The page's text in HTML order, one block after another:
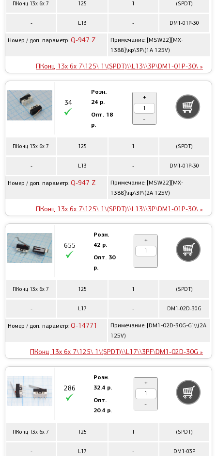
ПКонц 13x 6x 7 125 1 (SPDT)
- L13 - DM1-01P-30
Номер / доп. параметр: Q-947 Z
Примечание: [MSW22][MX-
1388]\кр\3P\(1A 125V)
ПКонц 13x 6x 7\125\ 1\(SPDT)\\L13\\3P\DM1-01P-30\ »
ПКонц 13x 6x 7 125 1 (SPDT)
- L13 - DM1-01P-30
Номер / доп. параметр: Q-947 Z
Примечание: [MSW22][MX-
1388]\кр\3P\(2A 125V)
ПКонц 13x 6x 7\125\ 1\(SPDT)\\L13\\3P\DM1-01P-30\ »
34
Розн.
24 р.
Опт. 18
р.
+
-
ПКонц 13x 6x 7 125 1 (SPDT)
- L17 - DM1-02D-30G
Номер / доп. параметр: Q-14771
Примечание: [DM1-02D-30G-G]\\(2A
125V)
ПКонц 13x 6x 7\125\ 1\(SPDT)\\L17\\3PF\DM1-02D-30G »
655
Розн.
42 р.
Опт. 30
р.
+
-
ПКонц 13x 6x 7 125 1 (SPDT)
- L17 - DM1-03P
286
Розн.
32.4 р.
Опт.
20.4 р.
+
-